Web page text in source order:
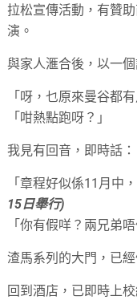
拉松宣傳活動，有贊
演。
與家人滙合後，以一
「呀，乜原來曼谷都
「咁熱點跑呀？」
我見有回音，即時話：
「章程好似係11月中
15日舉行)
「你有假咩？兩兄弟
渣馬系列的大門，已
回到酒店，已即時上